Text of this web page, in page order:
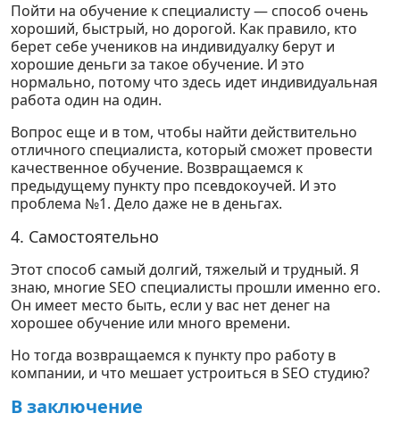
Пойти на обучение к специалисту — способ очень
хороший, быстрый, но дорогой. Как правило, кто
берет себе учеников на индивидуалку берут и
хорошие деньги за такое обучение. И это
нормально, потому что здесь идет индивидуальная
работа один на один.
Вопрос еще и в том, чтобы найти действительно
отличного специалиста, который сможет провести
качественное обучение. Возвращаемся к
предыдущему пункту про псевдокоучей. И это
проблема №1. Дело даже не в деньгах.
4. Самостоятельно
Этот способ самый долгий, тяжелый и трудный. Я
знаю, многие SEO специалисты прошли именно его.
Он имеет место быть, если у вас нет денег на
хорошее обучение или много времени.
Но тогда возвращаемся к пункту про работу в
компании, и что мешает устроиться в SEO студию?
В заключение